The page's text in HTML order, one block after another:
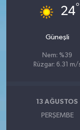
24°
Güneşli
Nem: %39
Rüzgar: 6.31 m/
13 AĞUSTOS
PERŞEMBE